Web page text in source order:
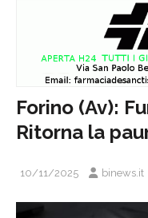
Forino (Av):
Ritorna la
10/11/2025 binews.it